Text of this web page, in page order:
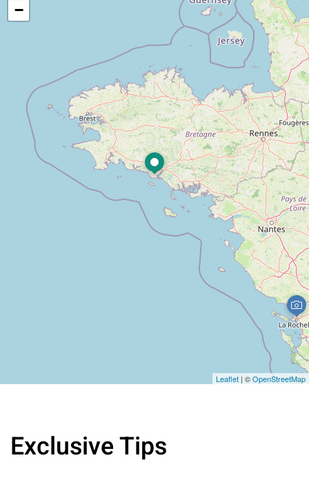
−
Leaflet | ©OpenStreetMap
Exclusive Tips